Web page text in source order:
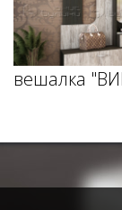
вешалка